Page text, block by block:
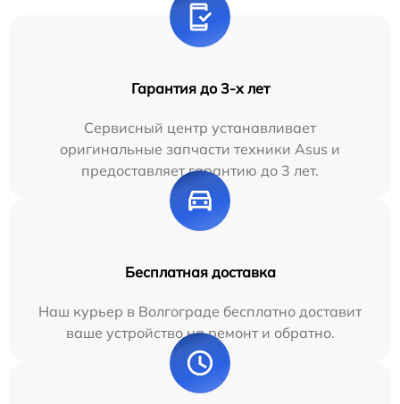
Гарантия до 3-х лет
Сервисный центр устанавливает
оригинальные запчасти техники Asus и
предоставляет гарантию до 3 лет.
Бесплатная доставка
Наш курьер в Волгограде бесплатно доставит
ваше устройство на ремонт и обратно.